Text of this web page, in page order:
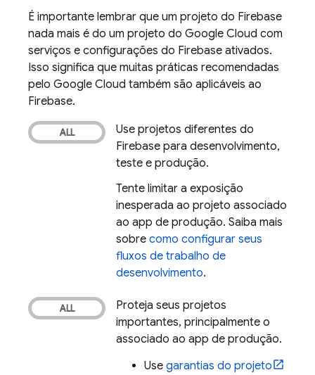
É importante lembrar que um projeto do Firebase
nada mais é do um projeto do Google Cloud com
serviços e configurações do Firebase ativados.
Isso significa que muitas práticas recomendadas
pelo Google Cloud também são aplicáveis ao
Firebase.
Use projetos diferentes do
Firebase para desenvolvimento,
teste e produção.
Tente limitar a exposição
inesperada ao projeto associado
ao app de produção. Saiba mais
sobre como configurar seus
fluxos de trabalho de
desenvolvimento.
Proteja seus projetos
importantes, principalmente o
associado ao app de produção.
Use garantias do projeto